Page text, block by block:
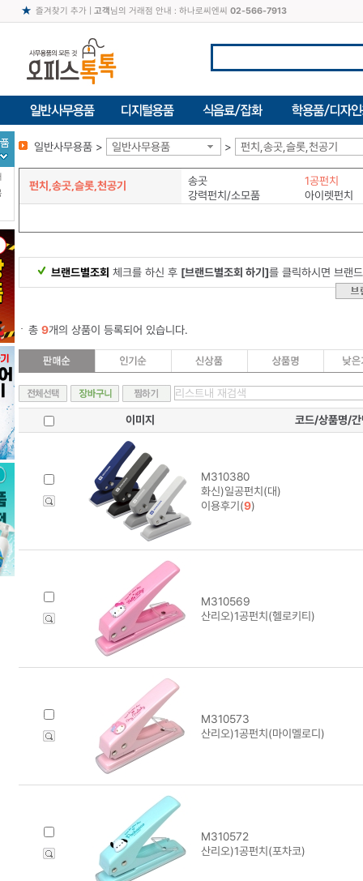
즐겨찾기 추가| 고객님의 거래점 안내 : 하나로씨엔씨 02-566-7913
일반사무용품 > 일반사무용품 > 펀치,송곳,슬롯,천공기
펀치,송곳,슬롯,천공기 송곳
1공펀치
강력펀치/소모품
아이렛펀치
브랜드별조회 체크를 하신 후 [브랜드별조회 하기]를 클릭하시면 브랜
총 9개의 상품이 등록되어 있습니다.
이미지 코드/상품명/간
M310380
화신)일공펀치(대)
이용후기(9)
M310569
산리오)1공펀치(헬로키티)
M310573
산리오)1공펀치(마이멜로디)
M310572
산리오)1공펀치(포차코)